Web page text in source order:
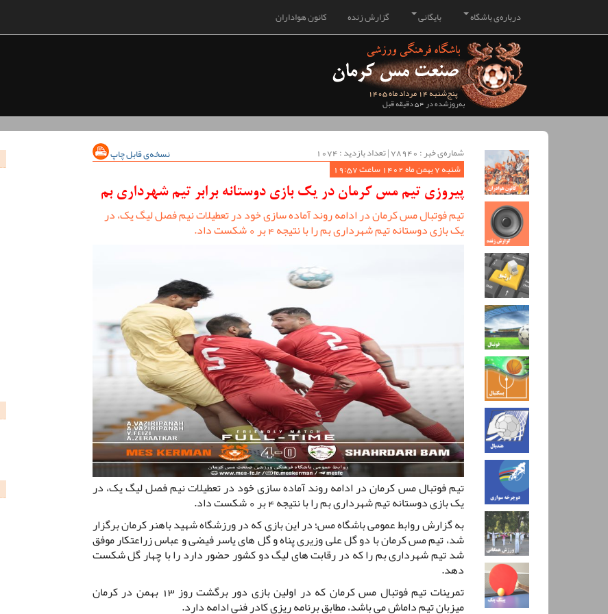
کانون هواداران گزارش زنده بایگانی درباره‌ی باشگاه
پنج‌شنبه 14 مرداد ماه 1405
به‌روزشده در 54 دقیقه قبل
شماره‌ی خبر : ‌78940 | تعداد بازدید : 1074
نسخه‌ی قابل چاپ
شنبه 7 بهمن ماه 1402 ساعت 19:57
پیروزی تیم مس کرمان در یک بازی دوستانه برابر تیم شهرداری بم
تیم فوتبال مس کرمان در ادامه روند آماده سازی خود در تعطیلات نیم فصل لیگ یک، در
یک بازی دوستانه تیم شهرداری بم را با نتیجه 4 بر 0 شکست داد.
تیم فوتبال مس کرمان در ادامه روند آماده سازی خود در تعطیلات نیم فصل لیگ یک، در
یک بازی دوستانه تیم شهرداری بم را با نتیجه 4 بر 0 شکست داد.
به گزارش روابط عمومی باشگاه مس؛ در این بازی که در ورزشگاه شهید باهنر کرمان برگزار
شد، تیم مس کرمان با دو گل علی وزیری پناه و گل های یاسر فیضی و عباس زراعتکار موفق
شد تیم شهرداری بم را که در رقابت های لیگ دو کشور حضور دارد را با چهار گل شکست
دهد.
تمرینات تیم فوتبال مس کرمان که در اولین بازی دور برگشت روز 13 بهمن در کرمان
میزبان تیم داماش می باشد، مطابق برنامه ریزی کادر فنی ادامه دارد.